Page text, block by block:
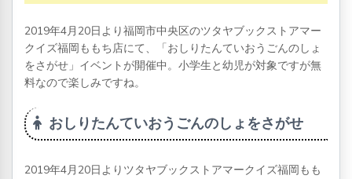
2019年4月20日より福岡市中央区のツタヤブックストアマー
クイズ福岡ももち店にて、「おしりたんていおうごんのしょ
をさがせ」イベントが開催中。小学生と幼児が対象ですが無
料なので楽しみですね。
おしりたんていおうごんのしょをさがせ
2019年4月20日よりツタヤブックストアマークイズ福岡もも